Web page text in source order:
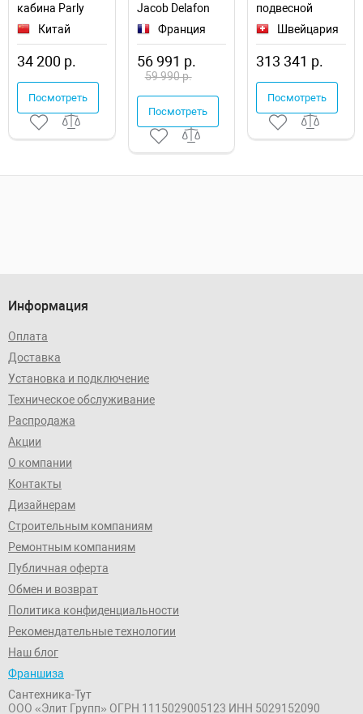
кабина Parly
Tomorrow 90x90
Китай
34 200 р.
Посмотреть
Jacob Delafon
Soissons 170x70
E2921-00
Франция
56 991 р.
59 990 р.
Посмотреть
подвесной
Geberit
AquaClean Sela
146.224.21.1
Швейцария
313 341 р.
Посмотреть
Информация
Оплата
Доставка
Установка и подключение
Техническое обслуживание
Распродажа
Акции
О компании
Контакты
Дизайнерам
Строительным компаниям
Ремонтным компаниям
Публичная оферта
Обмен и возврат
Политика конфиденциальности
Рекомендательные технологии
Наш блог
Франшиза
Сантехника-Тут
ООО «Элит Групп» ОГРН 1115029005123 ИНН 5029152090